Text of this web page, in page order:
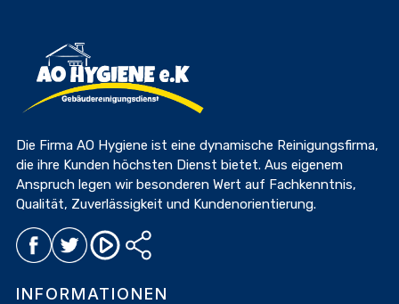
Die Firma AO Hygiene ist eine dynamische Reinigungsfirma,
die ihre Kunden höchsten Dienst bietet. Aus eigenem
Anspruch legen wir besonderen Wert auf Fachkenntnis,
Qualität, Zuverlässigkeit und Kundenorientierung.
INFORMATIONEN